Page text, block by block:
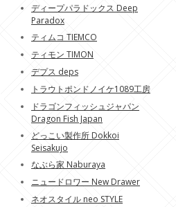
ディープパラドックス Deep
Paradox
ティムコ TIEMCO
ティモン TIMON
デプス deps
トラウトポンドノイケ1089工房
ドラゴンフィッシュジャパン
Dragon Fish Japan
どっこい製作所 Dokkoi
Seisakujo
なぶら家 Naburaya
ニュードロワー New Drawer
ネオスタイル neo STYLE